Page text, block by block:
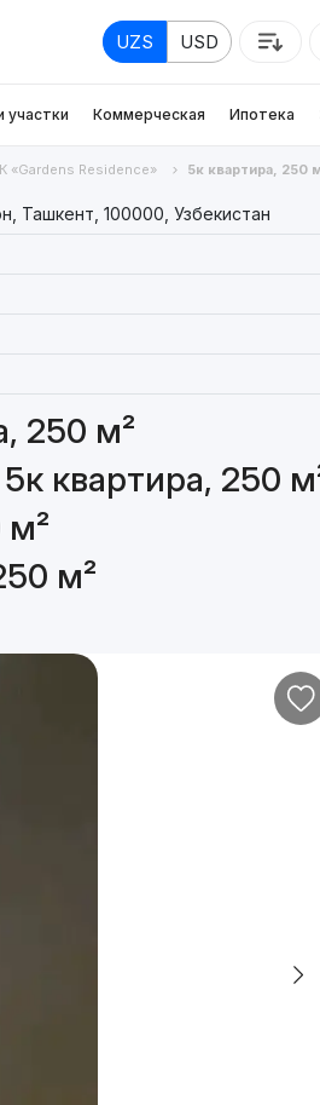
UZS USD
участки Коммерческая Ипотека
«Gardens Residence» 5к квартира, 250
Ташкент, 100000, Узбекистан
250 м²
квартира, 250
м²
м²